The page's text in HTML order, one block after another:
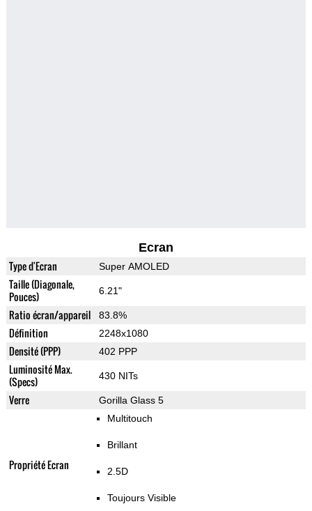
Ecran
Type d'Ecran Super AMOLED
Taille (Diagonale,
Pouces)
6.21"
Ratio écran/appareil 83.8%
Définition 2248x1080
Densité (PPP) 402 PPP
Luminosité Max.
(Specs)
430 NITs
Verre Gorilla Glass 5
Propriété Ecran
Multitouch
Brillant
2.5D
Toujours Visible